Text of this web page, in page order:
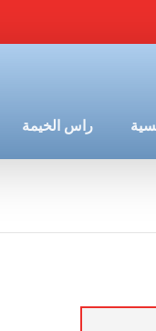
راس الخيمة